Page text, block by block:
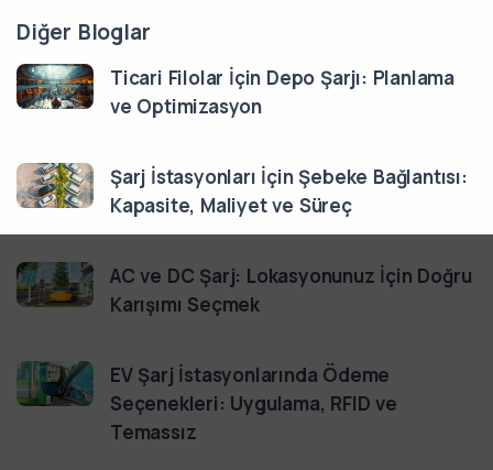
Diğer Bloglar
Ticari Filolar İçin Depo Şarjı: Planlama
ve Optimizasyon
Şarj İstasyonları İçin Şebeke Bağlantısı:
Kapasite, Maliyet ve Süreç
AC ve DC Şarj: Lokasyonunuz İçin Doğru
Karışımı Seçmek
EV Şarj İstasyonlarında Ödeme
Seçenekleri: Uygulama, RFID ve
Temassız